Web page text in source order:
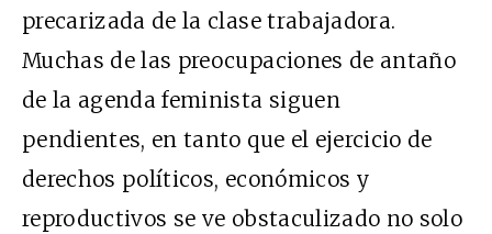
precarizada de la clase trabajadora.
Muchas de las preocupaciones de antaño
de la agenda feminista siguen
pendientes, en tanto que el ejercicio de
derechos políticos, económicos y
reproductivos se ve obstaculizado no solo